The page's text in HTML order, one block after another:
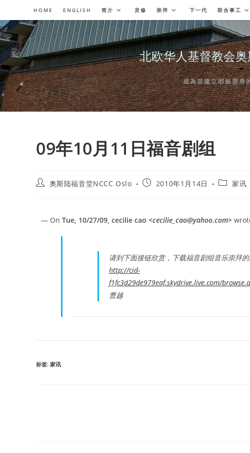
to
content
HOME ENGLISH 简介 灵修 崇拜 下一代 联合事工
北欧华人基督教会
成為並建立耶穌委
09年10月11日福音剧组
Post奥斯陆福音堂NCCC Oslo
Post2010年1月14日
Post家讯
— On Tue, 10/27/09, cecilie cao <cecilie_cao@yahoo.com>
请到下面接链欣赏，下载福音剧组音乐崇拜
http://cid-
f1fc3d29de979eaf.skydrive.live.com/
曹越
标签: 家讯